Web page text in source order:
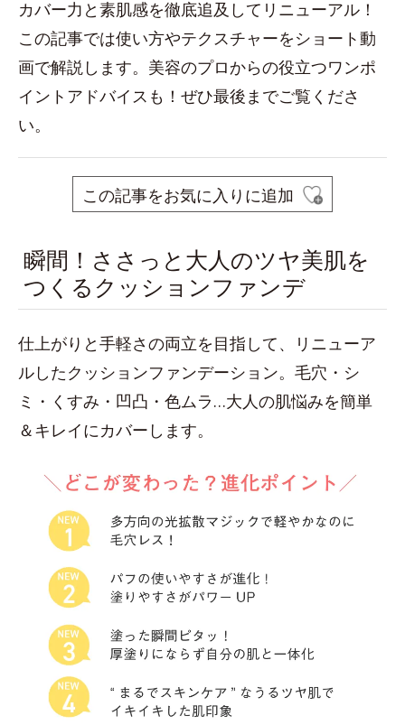
カバー力と素肌感を徹底追及してリニューアル！
この記事では使い方やテクスチャーをショート動
画で解説します。美容のプロからの役立つワンポ
イントアドバイスも！ぜひ最後までご覧くださ
い。
この記事をお気に入りに追加
瞬間！ささっと大人のツヤ美肌を
つくるクッションファンデ
仕上がりと手軽さの両立を目指して、リニューア
ルしたクッションファンデーション。毛穴・シ
ミ・くすみ・凹凸・色ムラ…大人の肌悩みを簡単
＆キレイにカバーします。